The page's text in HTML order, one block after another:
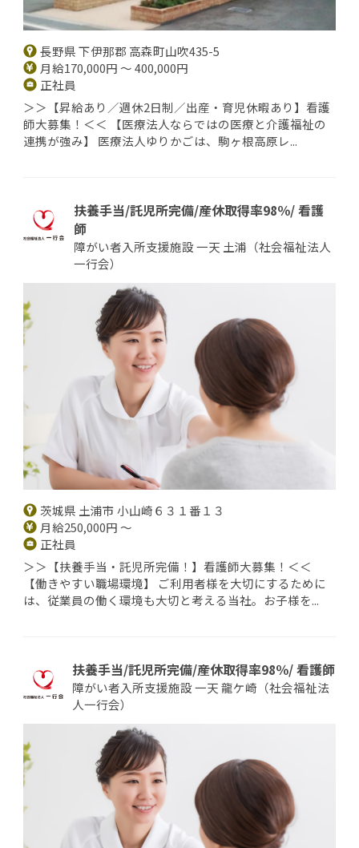
長野県 下伊那郡 高森町山吹435-5
月給170,000円 ～ 400,000円
正社員
＞＞【昇給あり／週休2日制／出産・育児休暇あり】看護
師大募集！＜＜ 【医療法人ならではの医療と介護福祉の
連携が強み】 医療法人ゆりかごは、駒ヶ根高原レ...
扶養手当/託児所完備/産休取得率98％/ 看護
師
障がい者入所支援施設 一天 土浦（社会福祉法人
一行会）
茨城県 土浦市 小山崎６３１番１３
月給250,000円 ～
正社員
＞＞【扶養手当・託児所完備！】看護師大募集！＜＜
【働きやすい職場環境】 ご利用者様を大切にするために
は、従業員の働く環境も大切と考える当社。お子様を...
扶養手当/託児所完備/産休取得率98％/ 看護師
障がい者入所支援施設 一天 龍ケ崎（社会福祉法
人一行会）